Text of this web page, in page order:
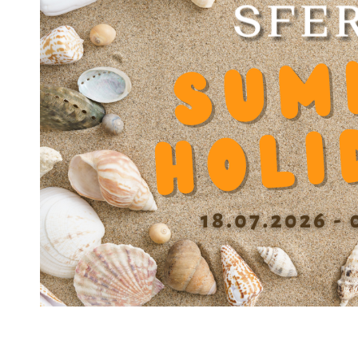
Breite C
76
Breite A
102
Länge B
82
Zulässige Betriebstemperatur
-30/+80 °C
Innendurchmesser (Ø Welle) d
30